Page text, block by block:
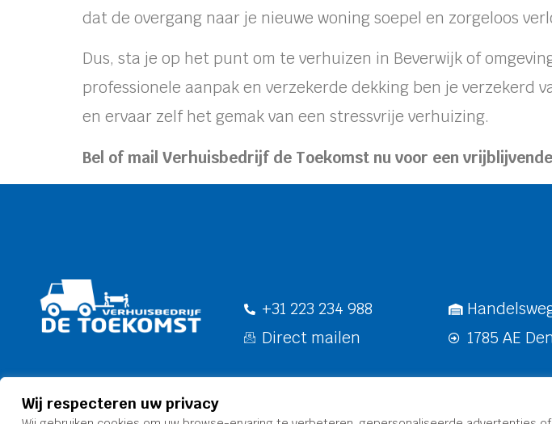
Wij respecteren uw privacy
dat de overgang naar je nieuwe woning soepel en zorgeloos
Dus, sta je op het punt om te verhuizen in Beverwijk of
professionele aanpak en verzekerde dekking ben je verzekerd
en ervaar zelf het gemak van een stressvrije verhuizing.
Bel of mail Verhuisbedrijf de Toekomst nu voor een
+31 223 234 988
Direct mailen
1785 AE
Privacy Policy| Alle rechten voor behouden |